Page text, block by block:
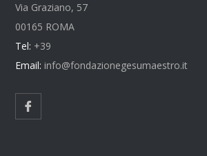
Via Graziano, 57
00165 ROMA
Tel: +39
Email: info@fondazionegesumaestro.it